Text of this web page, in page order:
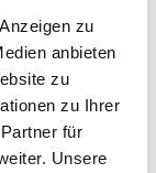
zu
anbieten
zu
zu Ihrer
für
Unsere